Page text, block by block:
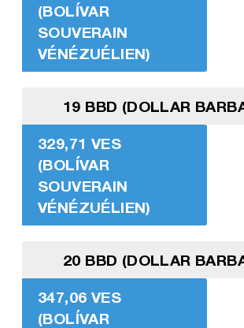
(BOLÍVAR
SOUVERAIN
VÉNÉZUÉLIEN)
19 BBD (DOLLAR
329,71 VES
(BOLÍVAR
SOUVERAIN
VÉNÉZUÉLIEN)
20 BBD (DOLLAR
347,06 VES
(BOLÍVAR